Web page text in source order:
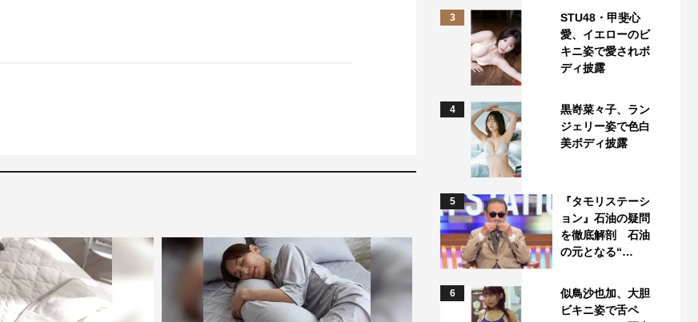
3
STU48・甲斐心
愛、イエローのビ
キニ姿で愛されボ
ディ披露
4
黒嵜菜々子、ラン
ジェリー姿で色白
美ボディ披露
5
『タモリステーシ
ョン』石油の疑問
を徹底解剖 石油
の元となる“…
6
似鳥沙也加、大胆
ビキニ姿で舌ペ